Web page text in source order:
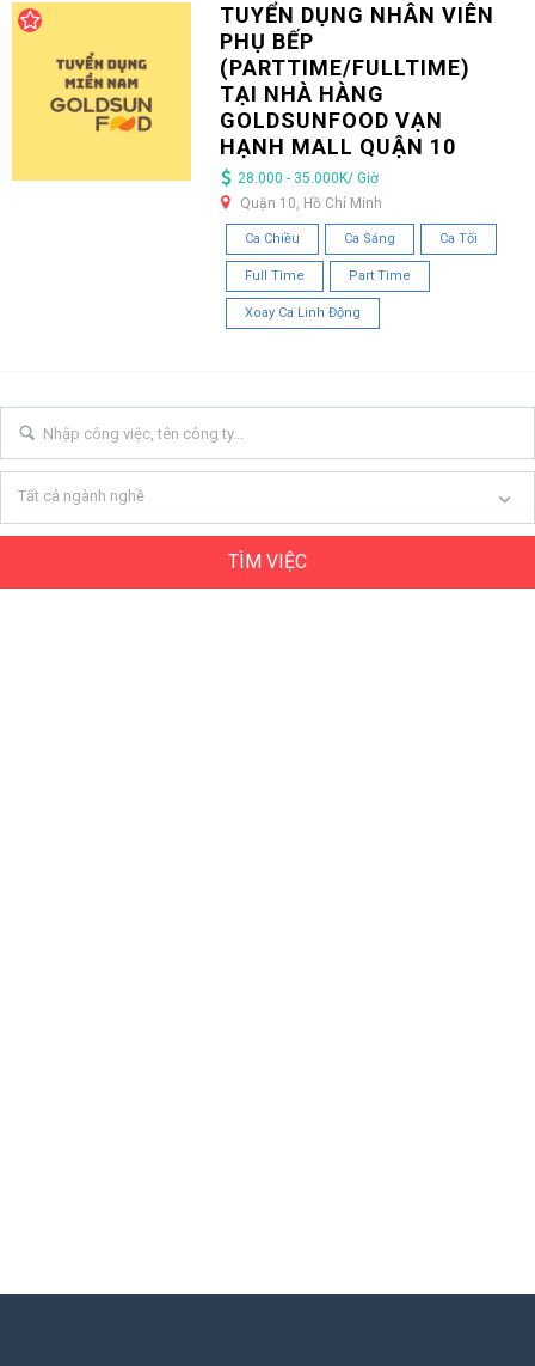
TUYỂN DỤNG NHÂN VIÊN
PHỤ BẾP
(PARTTIME/FULLTIME)
TẠI NHÀ HÀNG
GOLDSUNFOOD VẠN
HẠNH MALL QUẬN 10
28.000 - 35.000K/ Giờ
Quận 10, Hồ Chí Minh
Ca Chiều Ca Sáng Ca Tối
Full Time Part Time
Xoay Ca Linh Động
Tất cả ngành nghề